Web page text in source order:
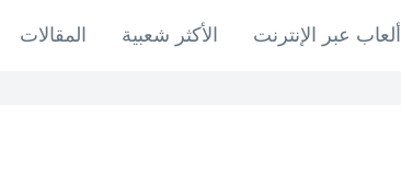
المقالات الأكثر شعبية ألعاب عبر الإنترنت